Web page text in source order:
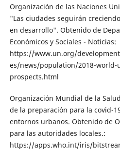
Organización de las Naciones
"Las ciudades seguirán
en de­sarrollo". Obtenido de
Económicos y Sociales - Noticias:
https://www.un.org/
es/news/population/2018-world-
prospects.html
Organización Mundial de la
de la preparación para la covid-
entor­nos urbanos. Obtenido de
para las autoridades locales.:
https://apps.who.int/iris/